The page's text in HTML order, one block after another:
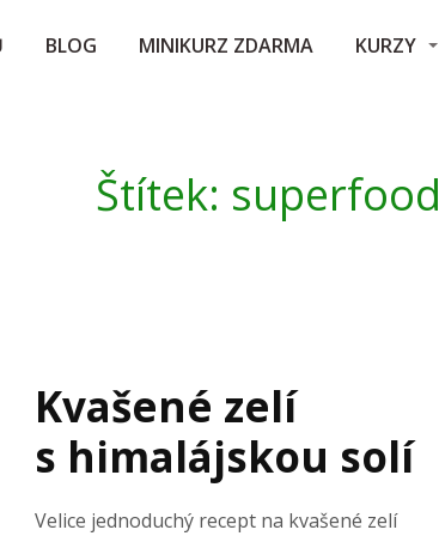
BLOG MINIKURZ ZDARMA KURZY
Štítek: superfood
Kvašené zelí
s himalájskou solí
Velice jednoduchý recept na kvašené zelí